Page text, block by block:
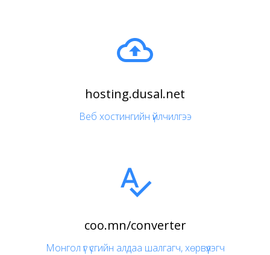

hosting.dusal.net
Веб хостингийн үйлчилгээ

coo.mn/converter
Монгол үг үсгийн алдаа шалгагч, хөрвүүлэгч